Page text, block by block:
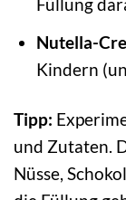
Füllung
Nutella-
Kindern
Tipp:
und Zutaten.
Nüsse,